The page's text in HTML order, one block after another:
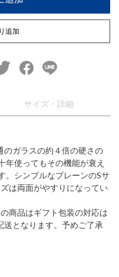
追加
twitter facebookline
サイズ・詳細
のガラスの約４倍の硬さの
年使ってもその機能が衰え
。シンプルなプレーンのSサ
は両面がやすりになってい
商品はギフト包装の対応は
となります。予めご了承